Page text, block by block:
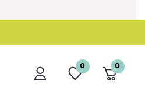
0 0